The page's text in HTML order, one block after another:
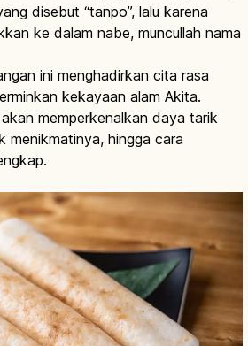
disebut “tanpo”, lalu karena
ke dalam nabe, muncullah nama
ini menghadirkan cita rasa
kekayaan alam Akita.
memperkenalkan daya tarik
menikmatinya, hingga cara